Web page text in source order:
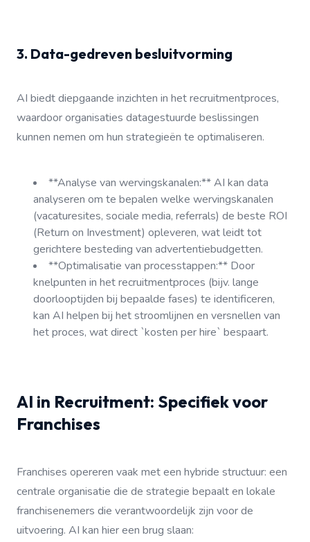
3. Data-gedreven besluitvorming
AI biedt diepgaande inzichten in het recruitmentproces,
waardoor organisaties datagestuurde beslissingen
kunnen nemen om hun strategieën te optimaliseren.
**Analyse van wervingskanalen:** AI kan data
analyseren om te bepalen welke wervingskanalen
(vacaturesites, sociale media, referrals) de beste ROI
(Return on Investment) opleveren, wat leidt tot
gerichtere besteding van advertentiebudgetten.
**Optimalisatie van processtappen:** Door
knelpunten in het recruitmentproces (bijv. lange
doorlooptijden bij bepaalde fases) te identificeren,
kan AI helpen bij het stroomlijnen en versnellen van
het proces, wat direct `kosten per hire` bespaart.
AI in Recruitment: Specifiek voor
Franchises
Franchises opereren vaak met een hybride structuur: een
centrale organisatie die de strategie bepaalt en lokale
franchisenemers die verantwoordelijk zijn voor de
uitvoering. AI kan hier een brug slaan: